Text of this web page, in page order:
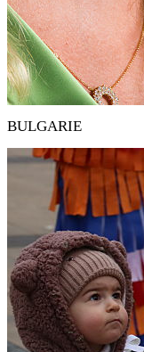
BULGARIE